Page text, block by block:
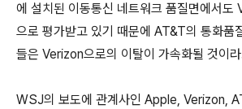
에 설치된 이동통신 네트워크 품질면에서도
으로 평가받고 있기 때문에 AT&T의 통화품
들은 Verizon으로의 이탈이 가속화될 것이
WSJ의 보도에 관계사인 Apple, Verizon,